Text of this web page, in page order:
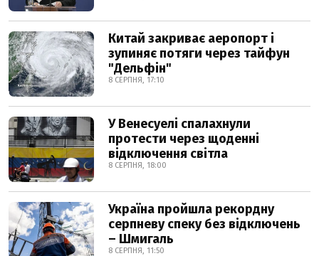
Китай закриває аеропорт і
зупиняє потяги через тайфун
"Дельфін"
8 СЕРПНЯ, 17:10
У Венесуелі спалахнули
протести через щоденні
відключення світла
8 СЕРПНЯ, 18:00
Україна пройшла рекордну
серпневу спеку без відключень
– Шмигаль
8 СЕРПНЯ, 11:50